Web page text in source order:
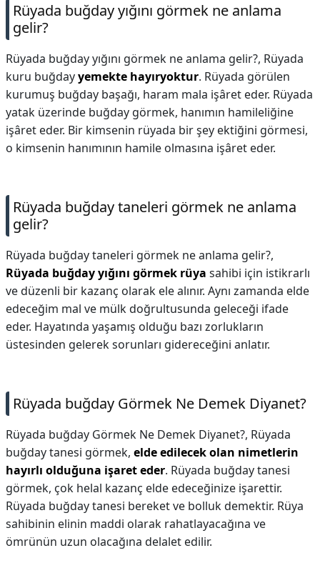
Rüyada buğday yığını görmek ne anlama
gelir?
Rüyada buğday yığını görmek ne anlama gelir?, Rüyada
kuru buğdayyemekte hayıryoktur. Rüyada görülen
kurumuş buğday başağı, haram mala işâret eder. Rüyada
yatak üzerinde buğday görmek, hanımın hamileliğine
işâret eder. Bir kimsenin rüyada bir şey ektiğini görmesi,
o kimsenin hanımının hamile olmasına işâret eder.
Rüyada buğday taneleri görmek ne anlama
gelir?
Rüyada buğday taneleri görmek ne anlama gelir?,
Rüyada buğday yığını görmek rüya sahibi için istikrarlı
ve düzenli bir kazanç olarak ele alınır. Aynı zamanda elde
edeceğim mal ve mülk doğrultusunda geleceği ifade
eder. Hayatında yaşamış olduğu bazı zorlukların
üstesinden gelerek sorunları gidereceğini anlatır.
Rüyada buğday Görmek Ne Demek Diyanet?
Rüyada buğday Görmek Ne Demek Diyanet?, Rüyada
buğday tanesi görmek, elde edilecek olan nimetlerin
hayırlı olduğuna işaret eder. Rüyada buğday tanesi
görmek, çok helal kazanç elde edeceğinize işarettir.
Rüyada buğday tanesi bereket ve bolluk demektir. Rüya
sahibinin elinin maddi olarak rahatlayacağına ve
ömrünün uzun olacağına delalet edilir.